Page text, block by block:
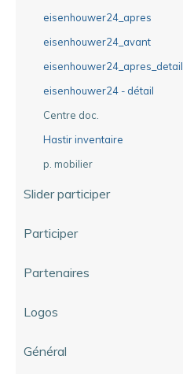
eisenhouwer24_apres
eisenhouwer24_avant
eisenhouwer24_apres_detail
eisenhouwer24 - détail
Centre doc.
Hastir inventaire
p. mobilier
Slider participer
Participer
Partenaires
Logos
Général